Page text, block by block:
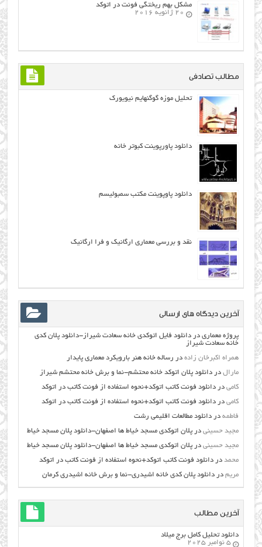
مشکل بهم ریختگی فونت در اتوکد
20 ژانویه 2016
مطالب تصادفی
تحلیل موزه گوگنهایم نیویورک
دانلود پاورپوینت کبوتر خانه
دانلود پاوپوینت مکتب سمبولیسم
نقد و بررسی معماری ارگانيك و فرا ارگانيك
آخرین دیدگاه های ارسالی
پروژه معماری دردانلود فایل اتوکدی خانه سعادت شیراز-دانلود پلان کدی
خانه سعادت شیراز
همراه اکبرخان زاده در رساله خانه هنر بارویکرد معماری پایدار
مارال دردانلود پلان اتوکد خانه محتشم-نما و برش خانه محتشم شیراز
کامی دردانلود فونت کاتب اتوکد+نحوه استفاده از فونت کاتب در اتوکد
کامی دردانلود فونت کاتب اتوکد+نحوه استفاده از فونت کاتب در اتوکد
فاطمه دردانلود مطالعات اقليمي رشت
مجید حسینی درپلان اتوکدی مسجد خیاط ها اصفهان-دانلود پلان مسجد خیاط
مجید حسینی درپلان اتوکدی مسجد خیاط ها اصفهان-دانلود پلان مسجد خیاط
محمد دردانلود فونت کاتب اتوکد+نحوه استفاده از فونت کاتب در اتوکد
مریم دردانلود پلان کدی خانه اشیدری-نما و برش خانه اشیدری کرمان
آخرین مطالب
دانلود تحلیل کامل برج میلاد
5 نوامبر 2025